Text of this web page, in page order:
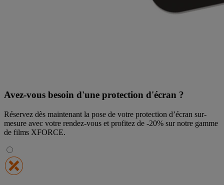
Avez-vous besoin d'une protection d'écran ?
Réservez dès maintenant la pose de votre protection d’écran sur-
mesure avec votre rendez-vous et profitez de -20% sur notre gamme
de films XFORCE.